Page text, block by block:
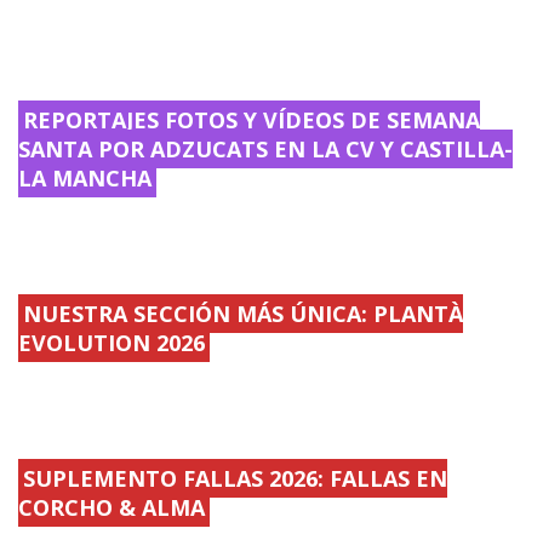
REPORTAJES FOTOS Y VÍDEOS DE SEMANA
SANTA POR ADZUCATS EN LA CV Y CASTILLA-
LA MANCHA
NUESTRA SECCIÓN MÁS ÚNICA: PLANTÀ
EVOLUTION 2026
SUPLEMENTO FALLAS 2026: FALLAS EN
CORCHO & ALMA